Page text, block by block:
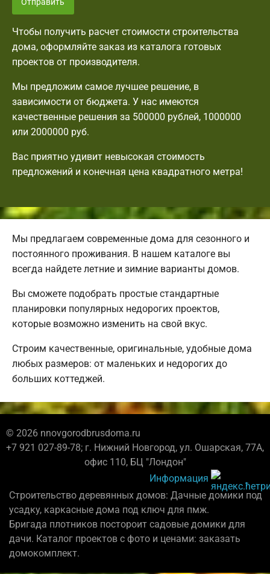
Чтобы получить расчет стоимости строительства
дома, оформляйте заказ из каталога готовых
проектов от производителя.
Мы предложим самое лучшее решение, в
зависимости от бюджета. У нас имеются
качественные решения за 500000 рублей, 1000000
или 2000000 руб.
Вас приятно удивит невысокая стоимость
предложений и конечная цена квадратного метра!
Мы предлагаем современные дома для сезонного и
постоянного проживания. В нашем каталоге вы
всегда найдете летние и зимние варианты домов.
Вы сможете подобрать простые стандартные
планировки популярных недорогих проектов,
которые возможно изменить на свой вкус.
Строим качественные, оригинальные, удобные дома
любых размеров: от маленьких и недорогих до
больших коттеджей.
© 2026 nnovgorodbrusdoma.ru
+7 921 027-89-78; г. Нижний Новгород, ул. Ошарская, 77А,
офис 110, БЦ "Лондон"
Информация
Строительство деревянных домов: Дачные домики под
усадку, каркасные дома под ключ для пмж.
Бригада плотников постороит садовые домики для
дачи. Каталог проектов с фото и ценами: заказать
домокомплект.